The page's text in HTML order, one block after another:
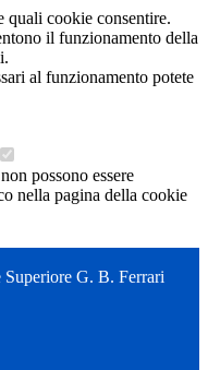
quali cookie consentire.
il funzionamento della
al funzionamento potete
possono essere
nella pagina della cookie
G. B. Ferrari